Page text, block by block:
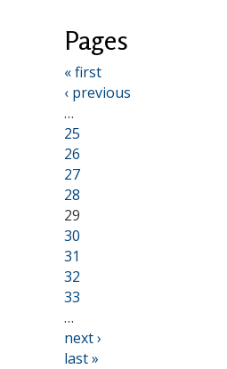
Pages
« first
‹ previous
…
25
26
27
28
29
30
31
32
33
…
next ›
last »